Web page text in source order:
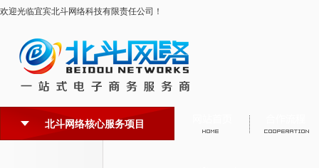
欢迎光临宜宾北斗网络科技有限责任公司！
北斗网络核心服务项目